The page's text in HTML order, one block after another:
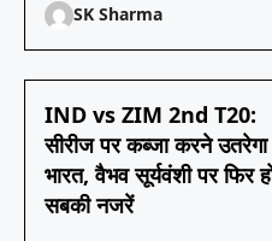
SK Sharma
IND vs ZIM 2nd T20:
सीरीज पर कब्जा करने उतरेगा
भारत, वैभव सूर्यवंशी पर फिर
सबकी नजरें